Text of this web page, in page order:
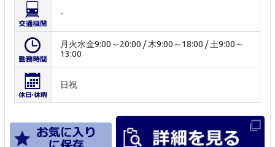
-
月火水金9:00～20:00 / 木9:00～18:00 / 土9:00～
13:00
日祝